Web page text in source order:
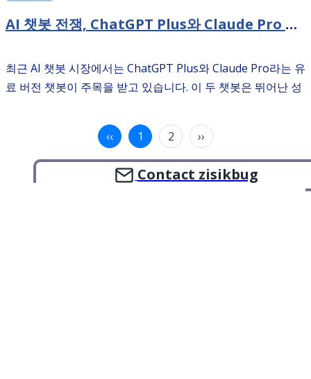
AI 챗봇 전쟁, ChatGPT Plus와 Claude Pro 비교 분석
최근 AI 챗봇 시장에서는 ChatGPT Plus와 Claude Pro라는 유
료 버전 챗봇이 주목을 받고 있습니다. 이 두 챗봇은 뛰어난 성
위해 경쟁하고 있습니다. 이번 글에서는 …
‹‹ 1 2 ››
Contact zisikbug